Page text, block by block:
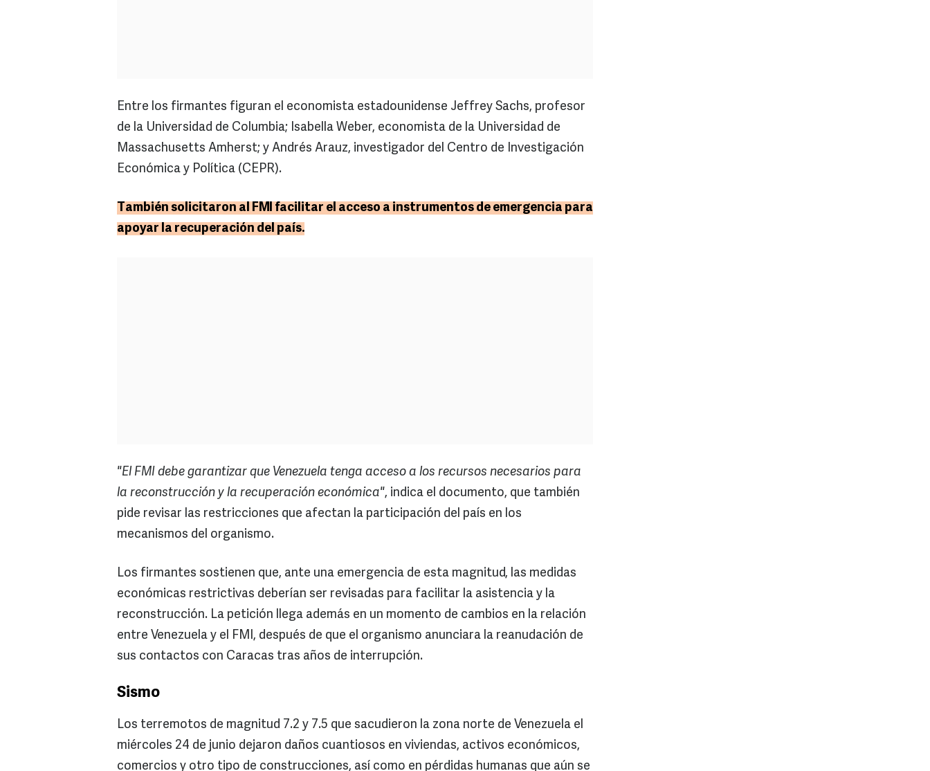
Entre los firmantes figuran el economista estadounidense Jeffrey Sachs, profesor
de la Universidad de Columbia; Isabella Weber, economista de la Universidad de
Massachusetts Amherst; y Andrés Arauz, investigador del Centro de Investigación
Económica y Política (CEPR).
También solicitaron al FMI facilitar el acceso a instrumentos de emergencia para
apoyar la recuperación del país.
"El FMI debe garantizar que Venezuela tenga acceso a los recursos necesarios para
la reconstrucción y la recuperación económica", indica el documento, que también
pide revisar las restricciones que afectan la participación del país en los
mecanismos del organismo.
Los firmantes sostienen que, ante una emergencia de esta magnitud, las medidas
económicas restrictivas deberían ser revisadas para facilitar la asistencia y la
reconstrucción. La petición llega además en un momento de cambios en la relación
entre Venezuela y el FMI, después de que el organismo anunciara la reanudación de
sus contactos con Caracas tras años de interrupción.
Sismo
Los terremotos de magnitud 7.2 y 7.5 que sacudieron la zona norte de Venezuela el
miércoles 24 de junio dejaron daños cuantiosos en viviendas, activos económicos,
comercios y otro tipo de construcciones, así como en pérdidas humanas que aún se